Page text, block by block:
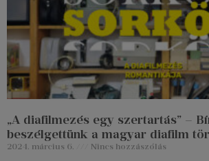
„A diafilmezés egy szertartás” –
beszélgettünk a magyar diafilm
2024. március 6. Nincs hozzászólás